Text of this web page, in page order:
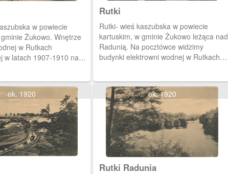
w powiecie
Żukowo. Wnętrze
w Rutkach
w latach 1907-1910 nad
Rutki
Rutki- wieś kaszubska w powiecie
kartuskim, w gminie Żukowo leżąca nad
Radunią. Na pocztówce widzimy
budynki elektrowni wodnej w Rutkach
ok. 1920 ok. 1920
Rutki Radunia